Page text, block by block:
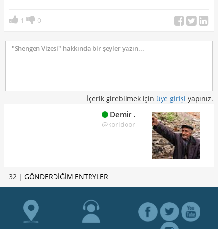
Shengen Vizesini almak için istikrarlı bir iş hayatı, düzgün bir banka
durumunuzu güçlendirici evraklar gerekir. Öğrencilerin böyle bir
derdi genelde yoktur. Davetiye ile gidenlerin ise geri döneceğini
1 0
İçerik girebilmek için üye girişi yapınız.
Demir .
@koridoor
32 | GÖNDERDİĞİM ENTRYLER